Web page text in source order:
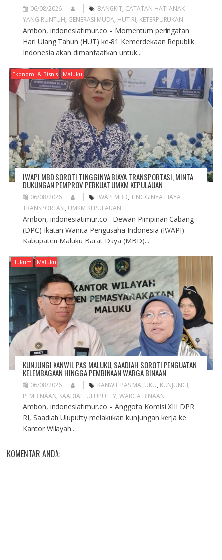
06/08/2026 BANGKIT, CATATAN HATI ANAK
YANG RUNTUH, GENERASI MUDA, HUT RI, KETERPURUKAN
Ambon, indonesiatimur.co – Momentum peringatan
Hari Ulang Tahun (HUT) ke-81 Kemerdekaan Republik
Indonesia akan dimanfaatkan untuk...
Ekonomi & Bisnis Maluku
IWAPI MBD SOROTI TINGGINYA BIAYA TRANSPORTASI, MINTA
DUKUNGAN PEMPROV PERKUAT UMKM KEPULAUAN
06/08/2026 IWAPI MBD, TINGGINYA BIAYA
TRANSPORTASI, UMKM KEPULAUAN
Ambon, indonesiatimur.co– Dewan Pimpinan Cabang
(DPC) Ikatan Wanita Pengusaha Indonesia (IWAPI)
Kabupaten Maluku Barat Daya (MBD)...
Hukum Maluku
KUNJUNGI KANWIL PAS MALUKU, SAADIAH SOROTI PENGUATAN
KELEMBAGAAN HINGGA PEMBINAAN WARGA BINAAN
06/08/2026 KANWIL PAS MALUKU, KUNJUNGI,
PEMBINAAN, SAADIAH ULUPUTTY, WARGA BINAAN
Ambon, indonesiatimur.co – Anggota Komisi XIII DPR
RI, Saadiah Uluputty melakukan kunjungan kerja ke
Kantor Wilayah...
KOMENTAR ANDA: